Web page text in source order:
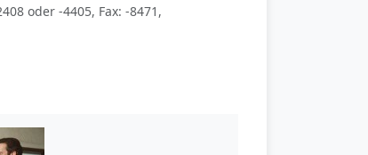
oder -4405, Fax: -8471,